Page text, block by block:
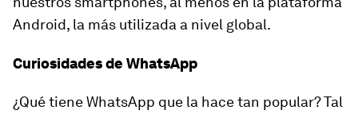
Android, la más utilizada a nivel global.
Curiosidades de WhatsApp
¿Qué tiene WhatsApp que la hace tan popular? Tal